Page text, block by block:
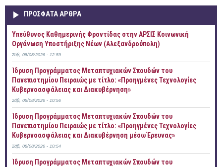
ΠΡOΣΦΑΤΑ AΡΘΡΑ
Yπεύθυνος Καθημερινής Φροντίδας στην ΑΡΣΙΣ Κοινωνική
Οργάνωση Υποστήριξης Νέων (Αλεξανδρούπολη)
Σάβ, 08/08/2026 - 12:59
Ίδρυση Προγράμματος Μεταπτυχιακών Σπουδών του
Πανεπιστημίου Πειραιώς με τίτλο: «Προηγμένες Τεχνολογίες
Κυβερνοασφάλειας και Διακυβέρνηση»
Σάβ, 08/08/2026 - 10:56
Ίδρυση Προγράμματος Μεταπτυχιακών Σπουδών του
Πανεπιστημίου Πειραιώς με τίτλο: «Προηγμένες Τεχνολογίες
Κυβερνοασφάλειας και Διακυβέρνηση μέσω Έρευνας»
Σάβ, 08/08/2026 - 10:54
Ίδρυση Προγράμματος Μεταπτυχιακών Σπουδών του